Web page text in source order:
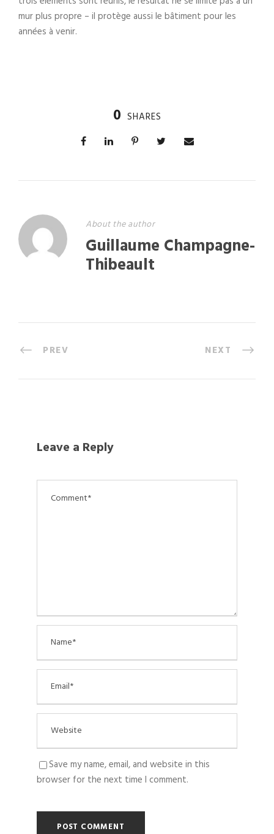
mur plus propre – il protège aussi le bâtiment pour les
années à venir.
0 SHARES
About the author
Guillaume Champagne-
Thibeault
PREV NEXT
Leave a Reply
Save my name, email, and website in this
browser for the next time I comment.